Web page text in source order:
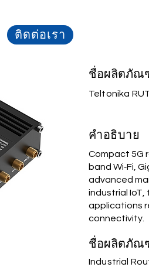
ติดต่อเรา
ชื่อผลิตภัณ
Teltonika
คำอธิบาย
Compact 5G
band Wi‑Fi,
advanced
industrial
applications
connectivity.
ชื่อผลิตภัณ
Industrial